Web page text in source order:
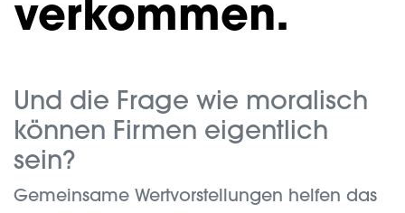
verkommen.
Und die Frage wie moralisch
können Firmen eigentlich
sein?
Gemeinsame Wertvorstellungen helfen das